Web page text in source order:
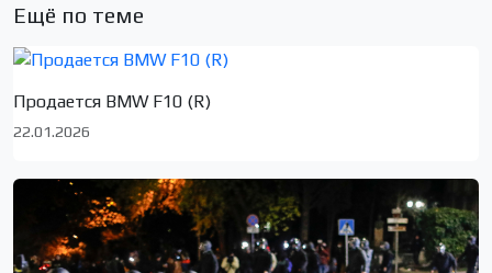
Ещё по теме
Продается BMW F10 (R)
22.01.2026